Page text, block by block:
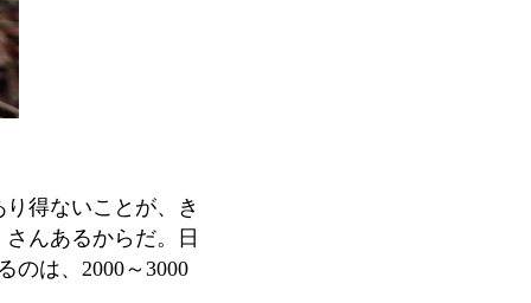
得ないことが、き
んあるからだ。日
のは、 2000～ 3000